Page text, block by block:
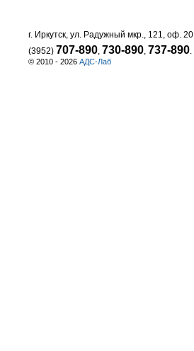
© 2010 - 2026 АДС-Лаб
г. Иркутск, ул. Радужный мкр., 121, оф. 20
(3952) 707-890, 730-890, 737-890.